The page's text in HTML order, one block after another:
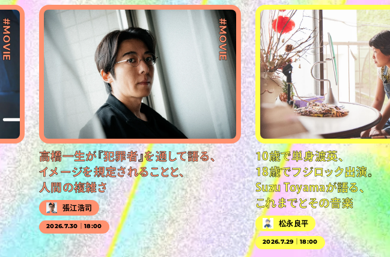
#MOVIE #MOVIE
高橋一生が『犯罪者』を通して語る、
イメージを規定されることと、
人間の複雑さ
張江浩司
2026.7.30｜18:00
10歳で単身渡英、
18歳でフジロック出演。
Suzu Toyamaが語る、
これまでとその音楽
松永良平
2026.7.29｜18:00